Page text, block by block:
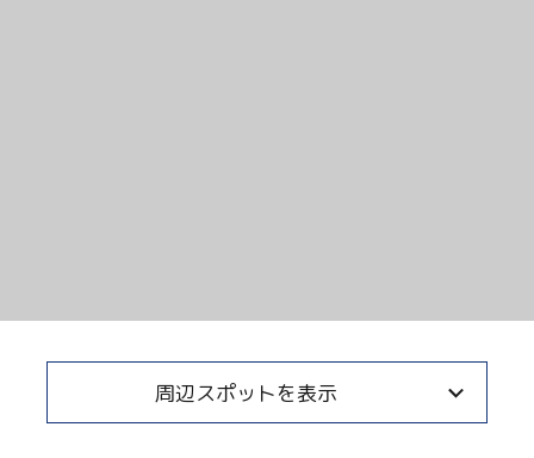
周辺スポットを表示
Facebook
Line